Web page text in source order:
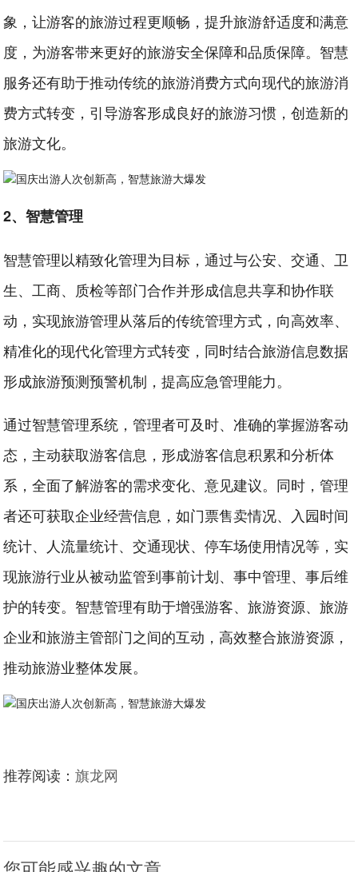
象，让游客的旅游过程更顺畅，提升旅游舒适度和满意
度，为游客带来更好的旅游安全保障和品质保障。智慧
服务还有助于推动传统的旅游消费方式向现代的旅游消
费方式转变，引导游客形成良好的旅游习惯，创造新的
旅游文化。
2、智慧管理
智慧管理以精致化管理为目标，通过与公安、交通、卫
生、工商、质检等部门合作并形成信息共享和协作联
动，实现旅游管理从落后的传统管理方式，向高效率、
精准化的现代化管理方式转变，同时结合旅游信息数据
形成旅游预测预警机制，提高应急管理能力。
通过智慧管理系统，管理者可及时、准确的掌握游客动
态，主动获取游客信息，形成游客信息积累和分析体
系，全面了解游客的需求变化、意见建议。同时，管理
者还可获取企业经营信息，如门票售卖情况、入园时间
统计、人流量统计、交通现状、停车场使用情况等，实
现旅游行业从被动监管到事前计划、事中管理、事后维
护的转变。智慧管理有助于增强游客、旅游资源、旅游
企业和旅游主管部门之间的互动，高效整合旅游资源，
推动旅游业整体发展。
推荐阅读：旗龙网